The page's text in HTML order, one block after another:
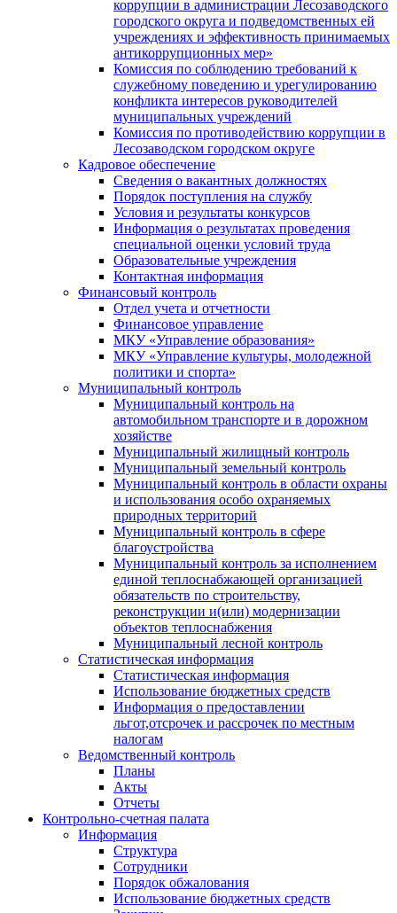
коррупции в администрации Лесозаводского
городского округа и подведомственных ей
учреждениях и эффективность принимаемых
антикоррупционных мер»
Комиссия по соблюдению требований к
служебному поведению и урегулированию
конфликта интересов руководителей
муниципальных учреждений
Комиссия по противодействию коррупции в
Лесозаводском городском округе
Кадровое обеспечение
Сведения о вакантных должностях
Порядок поступления на службу
Условия и результаты конкурсов
Информация о результатах проведения
специальной оценки условий труда
Образовательные учреждения
Контактная информация
Финансовый контроль
Отдел учета и отчетности
Финансовое управление
МКУ «Управление образования»
МКУ «Управление культуры, молодежной
политики и спорта»
Муниципальный контроль
Муниципальный контроль на
автомобильном транспорте и в дорожном
хозяйстве
Муниципальный жилищный контроль
Муниципальный земельный контроль
Муниципальный контроль в области охраны
и использования особо охраняемых
природных территорий
Муниципальный контроль в сфере
благоустройства
Муниципальный контроль за исполнением
единой теплоснабжающей организацией
обязательств по строительству,
реконструкции и(или) модернизации
объектов теплоснабжения
Муниципальный лесной контроль
Статистическая информация
Статистическая информация
Использование бюджетных средств
Информация о предоставлении
льгот,отсрочек и рассрочек по местным
налогам
Ведомственный контроль
Планы
Акты
Отчеты
Контрольно-счетная палата
Информация
Структура
Сотрудники
Порядок обжалования
Использование бюджетных средств